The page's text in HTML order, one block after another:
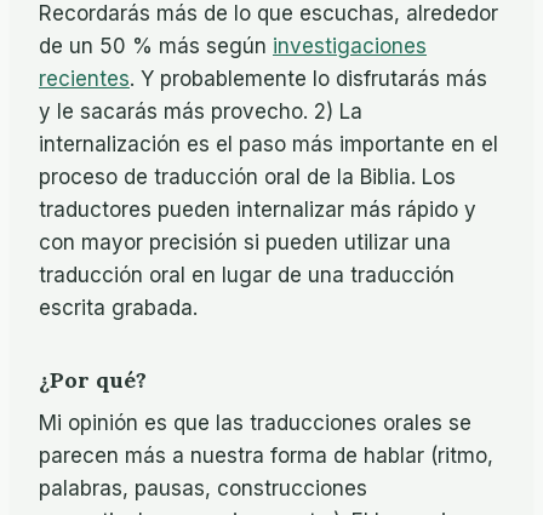
Recordarás más de lo que escuchas, alrededor
de un 50 % más según investigaciones
recientes. Y probablemente lo disfrutarás más
y le sacarás más provecho. 2) La
internalización es el paso más importante en el
proceso de traducción oral de la Biblia. Los
traductores pueden internalizar más rápido y
con mayor precisión si pueden utilizar una
traducción oral en lugar de una traducción
escrita grabada.
¿Por qué?
Mi opinión es que las traducciones orales se
parecen más a nuestra forma de hablar (ritmo,
palabras, pausas, construcciones